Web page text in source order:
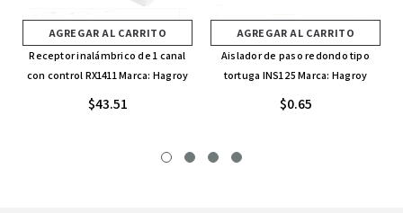
AGREGAR AL CARRITO
Receptor inalámbrico de 1 canal
con control RX1411 Marca: Hagroy
$43.51
AGREGAR AL CARRITO
Aislador de paso redondo tipo
tortuga INS125 Marca: Hagroy
$0.65